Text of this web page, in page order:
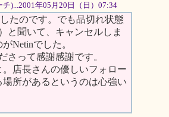
チ)...2001年05月20日（日）07:34
たのです。でも品切れ状態
と聞いて、キャンセルしま
Netinでした。
さって感謝感謝です。
店長さんの優しいフォロー
所があるというのは心強い